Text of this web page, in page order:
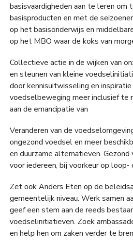
basisvaardigheden aan te leren om
basisproducten en met de
op het basisonderwijs en
op het MBO waar de koks van
Collectieve actie in de wijken van
en steunen van kleine
door kennisuitwisseling en
voedselbeweging meer inclusief te
aan de emancipatie van
Veranderen van de
ongezond voedsel en meer
en duurzame alternatieven.
voor iedereen, bij voorkeur op
Zet ook Anders Eten op de
gemeentelijk niveau. Werk samen
geef een stem aan de reeds
voedselinitiatieven. Zoek
en help hen om zaken verder te